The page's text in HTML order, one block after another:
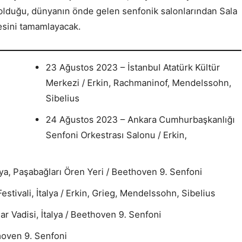
dünyanın önde gelen senfonik salonlarından Sala
tamamlayacak.
23 Ağustos 2023 – İstanbul Atatürk Kültür
Merkezi / Erkin, Rachmaninof, Mendelssohn,
Sibelius
24 Ağustos 2023 – Ankara Cumhurbaşkanlığı
Senfoni Orkestrası Salonu / Erkin,
Paşabağları Ören Yeri / Beethoven 9. Senfoni
İtalya / Erkin, Grieg, Mendelssohn, Sibelius
Vadisi, İtalya / Beethoven 9. Senfoni
9. Senfoni